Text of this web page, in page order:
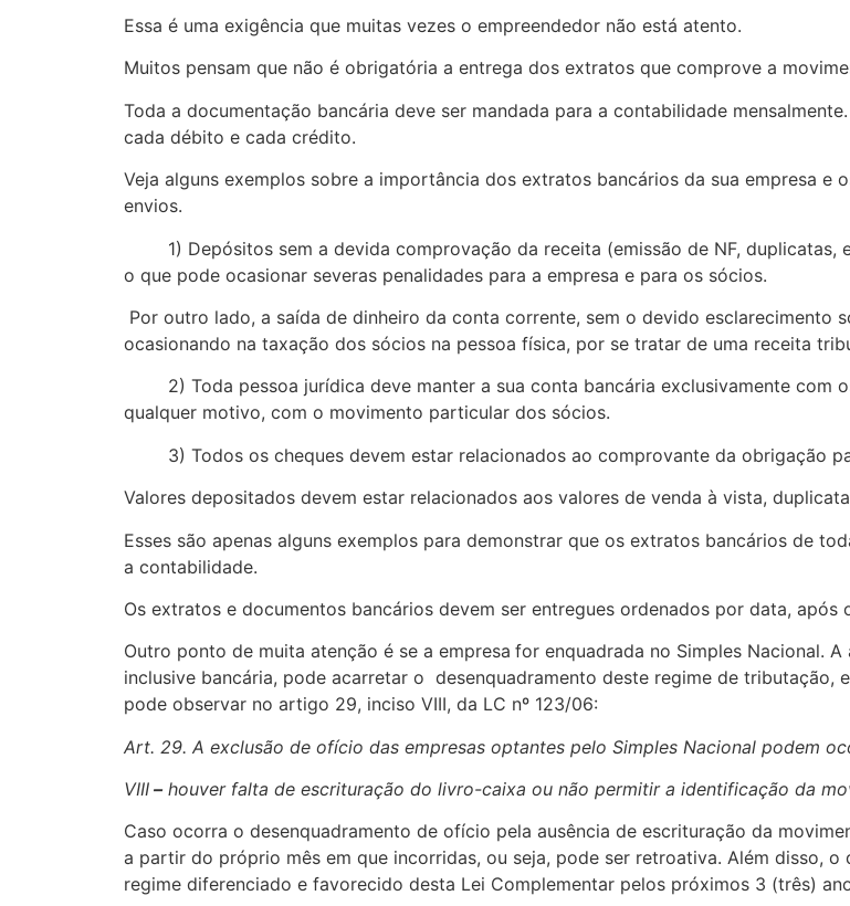
Essa é uma exigência que muitas vezes o empreendedor não está atento.
Muitos pensam que não é obrigatória a entrega dos extratos que comprove a
Toda a documentação bancária deve ser mandada para a contabilidade
cada débito e cada crédito.
Veja alguns exemplos sobre a importância dos extratos bancários da sua empresa e
envios.
1) Depósitos sem a devida comprovação da receita (emissão de NF, duplicatas,
o que pode ocasionar severas penalidades para a empresa e para os sócios.
Por outro lado, a saída de dinheiro da conta corrente, sem o devido esclarecimento
ocasionando na taxação dos sócios na pessoa física, por se tratar de uma receita
2) Toda pessoa jurídica deve manter a sua conta bancária exclusivamente com
qualquer motivo, com o movimento particular dos sócios.
3) Todos os cheques devem estar relacionados ao comprovante da obrigação
Valores depositados devem estar relacionados aos valores de venda à vista,
Esses são apenas alguns exemplos para demonstrar que os extratos bancários de
a contabilidade.
Os extratos e documentos bancários devem ser entregues ordenados por data,
Outro ponto de muita atenção é se a empresa for enquadrada no Simples Nacional.
inclusive bancária, pode acarretar o desenquadramento deste regime de tributação,
pode observar no artigo 29, inciso VIII, da LC nº 123/06:
Art. 29. A exclusão de ofício das empresas optantes pelo Simples Nacional podem
VIII – houver falta de escrituração do livro-caixa ou não permitir a identificação da
Caso ocorra o desenquadramento de ofício pela ausência de escrituração da
a partir do próprio mês em que incorridas, ou seja, pode ser retroativa. Além disso,
regime diferenciado e favorecido desta Lei Complementar pelos próximos 3 (três)